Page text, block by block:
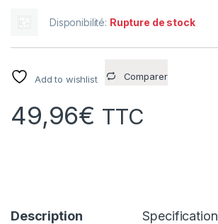
Disponibilité: Rupture de stock
Add to wishlist Comparer
49,96€ TTC
Description Specification